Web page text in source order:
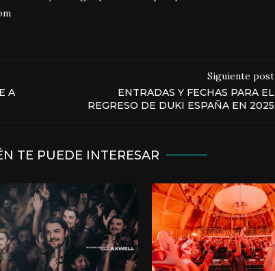
A
Siguiente post
ENTRADAS Y FECHAS PARA EL
REGRESO DE DUKI ESPAÑA EN 2025
TE PUEDE INTERESAR